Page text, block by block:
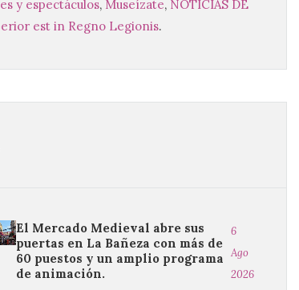
y espectáculos, Museízate, NOTICIAS DE
est in Regno Legionis.
El Mercado Medieval abre sus
puertas en La Bañeza con más de
60 puestos y un amplio programa
de animación.
6
Ago
2026